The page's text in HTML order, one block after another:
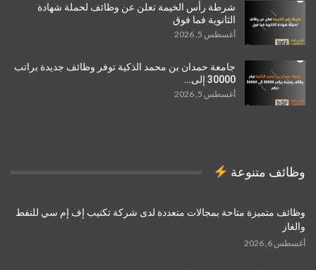
شرطة رأس الخيمة تعلن عن وظائف لحملة شهادة
الثانوية فما فوق
أغسطس 5, 2026
جامعة حمدان بن محمد الذكية توفر وظائف جديدة براتب
30000 إلى…
أغسطس 5, 2026
وظائف متنوعة
وظائف متميزة متاحة بمجالات متعددة لدى شركة تكنيب إف إم سي للنفط
والغاز
أغسطس 6, 2026